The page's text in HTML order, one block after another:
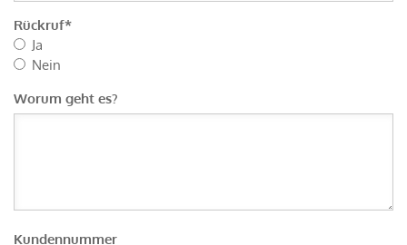
Rückruf*
Ja
Nein
Worum geht es?
Kundennummer